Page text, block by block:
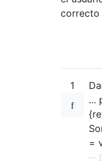
correcto
1
...
=
—